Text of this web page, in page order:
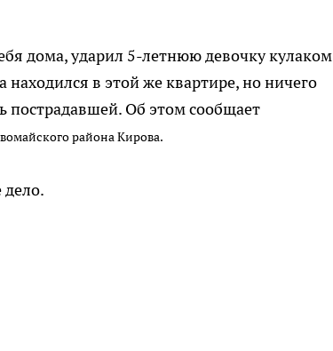
дома, ударил 5-летнюю девочку кулаком
в этой же квартире, но ничего
пострадавшей. Об этом сообщает
района Кирова.